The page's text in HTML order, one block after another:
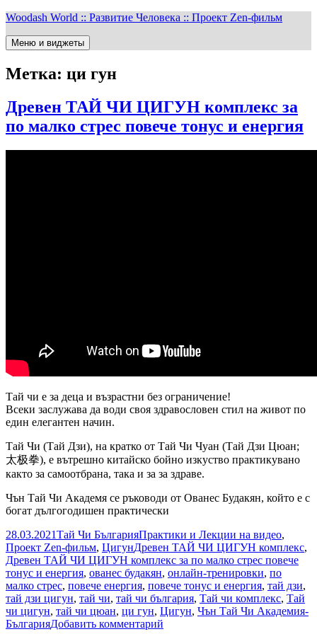
Перейти
содержимому
Woodash World :: Развитие Человека :: Проект Zen-фильм
Меню и виджеты
Метка: ци гун
Древен ТАЙ ЧИ ЦИГУН комплекс за
по малко стрес повече тонус и енергия
Тай чи е за деца и възрастни без ограничение!
Всеки заслужава да води своя здравословен стил на живот по
един елегантен начин.
Тай Чи (Tай Дзи), на кратко от Тай Чи Чуан (Тай Дзи Цюан;
太极拳), е вътрешно китайско бойно изкуство практикувано
както за самоотбрана, така и за за здраве.
Чън Тай Чи Академя се ръководи от Ованес Будакян, който е с
богат дългогодишен практически
Опубликовано
28.03.2021Автор
Тай Чи БългарияРубрики
Практики и Лекции на видео,
Проект Zen-фильм, ЦигунМетки
Древен ТАЙ ЧИ ЦИГУН комплекс,
Древен ТАЙ ЧИ ЦИГУН комплекс за по малко стрес повече
тонус и енергия, ованес будакян, онлайн-тренировки, по
малко стрес, повече енергия, повече тонус и енергия, тай дзи,
тай дзи цигун, тай чи, тай чи българия, Тай чи комплекс, Тай
чи цигун, тай чи цюан, ци гун, Цигун, Чън Тай Чи Академия-
БългарияДобавить комментарий